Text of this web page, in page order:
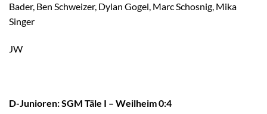
Bader, Ben Schweizer, Dylan Gogel, Marc Schosnig, Mika
Singer
JW
D-Junioren: SGM Täle I – Weilheim 0:4